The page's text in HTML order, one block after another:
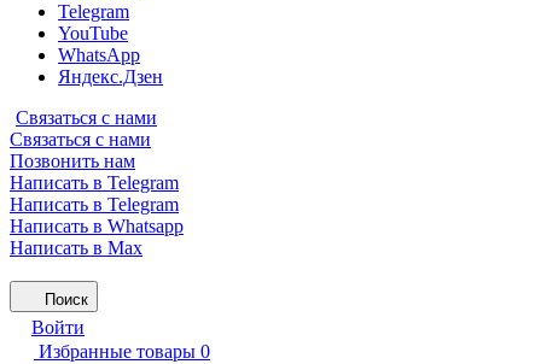
Telegram
YouTube
WhatsApp
Яндекс.Дзен
Связаться с нами
Связаться с нами
Позвонить нам
Написать в Telegram
Написать в Telegram
Написать в Whatsapp
Написать в Max
Поиск
Войти
Избранные товары 0